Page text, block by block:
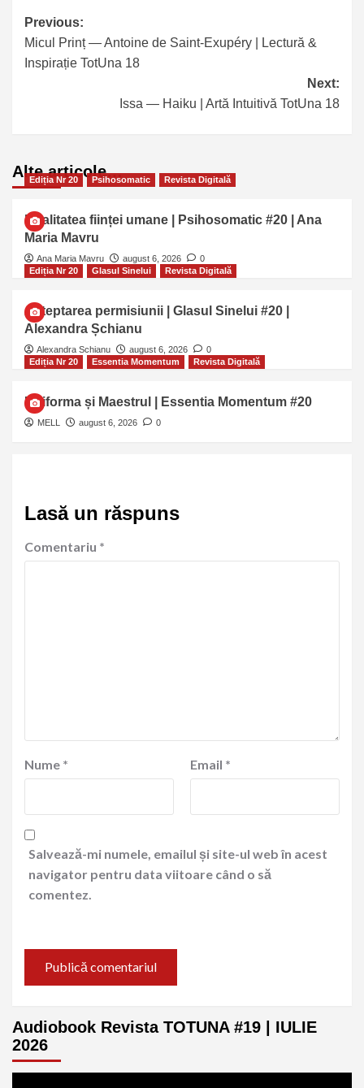
Previous:
Micul Prinț — Antoine de Saint-Exupéry | Lectură &
Inspirație TotUna 18
Next:
Issa — Haiku | Artă Intuitivă TotUna 18
Alte articole…
Ediția Nr 20 Psihosomatic Revista Digitală
Dualitatea ființei umane | Psihosomatic #20 | Ana
Maria Mavru
Ana Maria Mavru august 6, 2026
0
Ediția Nr 20
Glasul Sinelui Revista Digitală
Așteptarea permisiunii | Glasul Sinelui #20 |
Alexandra Șchianu
Alexandra Schianu august 6, 2026
0
Ediția Nr 20
Essentia Momentum Revista Digitală
Uniforma și Maestrul | Essentia Momentum #20
MELL august 6, 2026 0
Lasă un răspuns
Comentariu *
Nume * Email *
Salvează-mi numele, emailul și site-ul web în acest
navigator pentru data viitoare când o să
comentez.
Audiobook Revista TOTUNA #19 | IULIE
2026